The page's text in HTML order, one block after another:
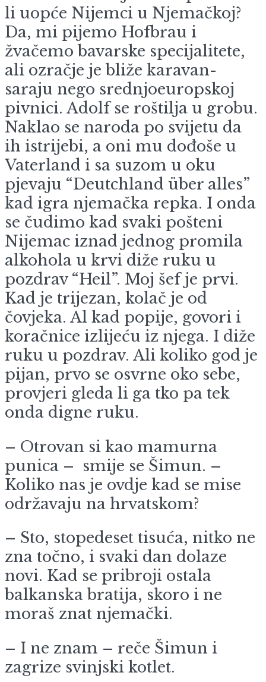
li uopće Nijemci u Njemačkoj?
Da, mi pijemo Hofbrau i
žvačemo bavarske specijalitete,
ali ozračje je bliže karavan-
saraju nego srednjoeuropskoj
pivnici. Adolf se roštilja u grobu.
Naklao se naroda po svijetu da
ih istrijebi, a oni mu dođoše u
Vaterland i sa suzom u oku
pjevaju “Deutchland über alles”
kad igra njemačka repka. I onda
se čudimo kad svaki pošteni
Nijemac iznad jednog promila
alkohola u krvi diže ruku u
pozdrav “Heil”. Moj šef je prvi.
Kad je trijezan, kolač je od
čovjeka. Al kad popije, govori i
koračnice izlijeću iz njega. I diže
ruku u pozdrav. Ali koliko god je
pijan, prvo se osvrne oko sebe,
provjeri gleda li ga tko pa tek
onda digne ruku.
– Otrovan si kao mamurna
punica – smije se Šimun. –
Koliko nas je ovdje kad se mise
održavaju na hrvatskom?
– Sto, stopedeset tisuća, nitko ne
zna točno, i svaki dan dolaze
novi. Kad se pribroji ostala
balkanska bratija, skoro i ne
moraš znat njemački.
– I ne znam – reče Šimun i
zagrize svinjski kotlet.